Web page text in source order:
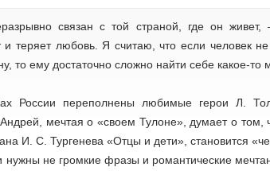
связан с той страной, где он живет,
и теряет любовь. Я считаю, что если человек
то ему достаточно сложно найти себе какое-то
России переполнены любимые герои Л.
мечтая о «своем Тулоне», думает о том,
И. С. Тургенева «Отцы и дети», становится
нужны не громкие фразы и романтические